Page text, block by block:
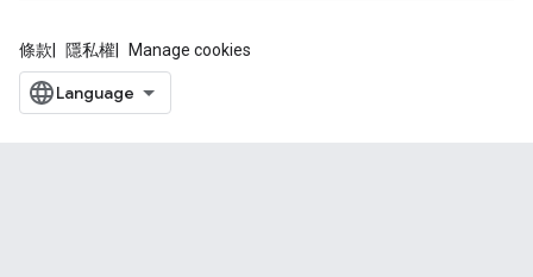
條款 隱私權 Manage cookies